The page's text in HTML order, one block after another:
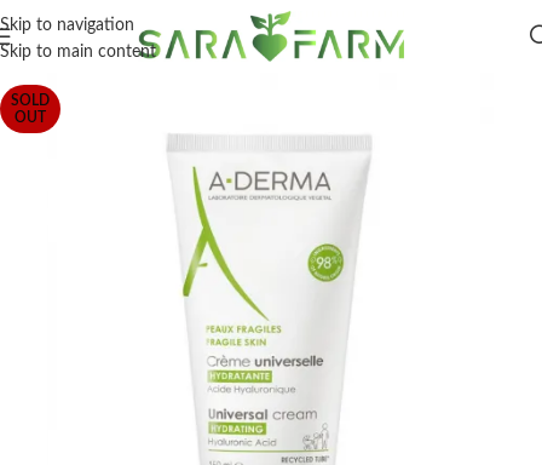
Skip to navigation
Skip to main content
SOLD
OUT